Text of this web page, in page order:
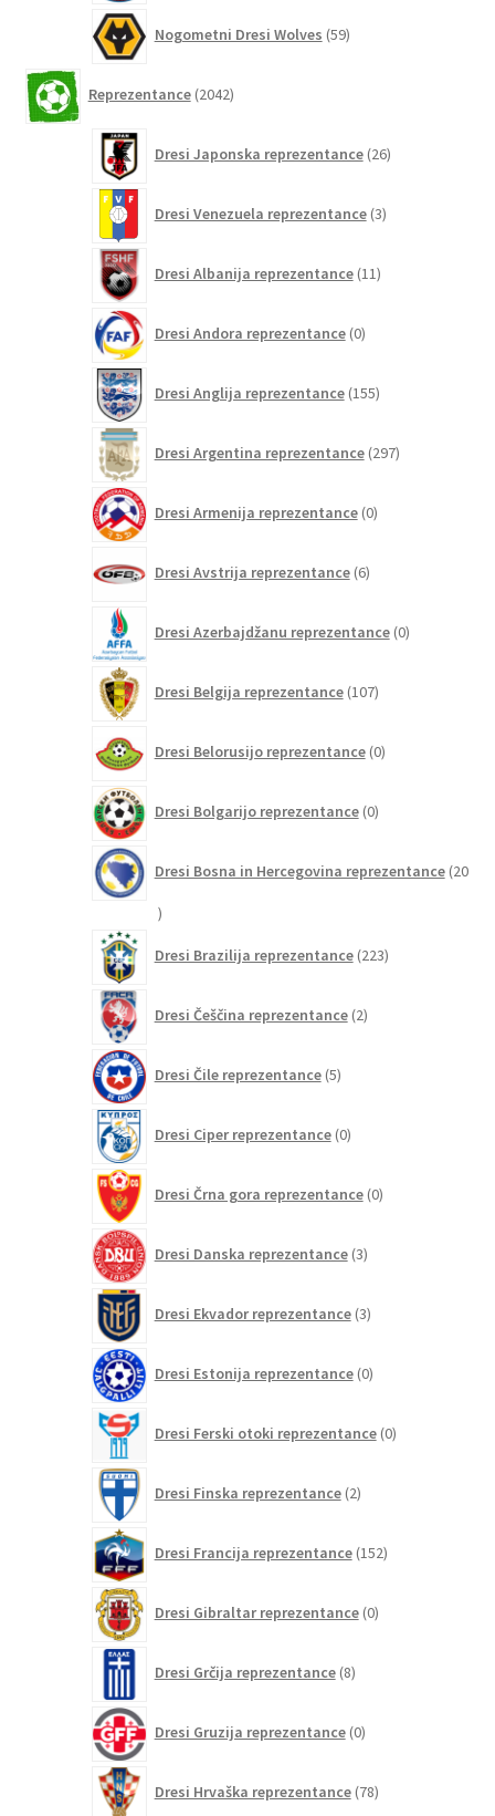
Nogometni Dresi Wolves 59izdelkov
Reprezentance 2042izdelkov
Dresi Japonska reprezentance 26izdelkov
Dresi Venezuela reprezentance 3izdelki
Dresi Albanija reprezentance 11izdelkov
Dresi Andora reprezentance 0izdelkov
Dresi Anglija reprezentance 155izdelkov
Dresi Argentina reprezentance 297izdelkov
Dresi Armenija reprezentance 0izdelkov
Dresi Avstrija reprezentance 6izdelkov
Dresi Azerbajdžanu reprezentance 0izdelkov
Dresi Belgija reprezentance 107izdelkov
Dresi Belorusijo reprezentance 0izdelkov
Dresi Bolgarijo reprezentance 0izdelkov
Dresi Bosna in Hercegovina reprezentance 20
20
Dresi Brazilija reprezentance 223izdelkov
Dresi Češčina reprezentance 2izdelka
Dresi Čile reprezentance 5izdelkov
Dresi Ciper reprezentance 0izdelkov
Dresi Črna gora reprezentance 0izdelkov
Dresi Danska reprezentance 3izdelki
Dresi Ekvador reprezentance 3izdelki
Dresi Estonija reprezentance 0izdelkov
Dresi Ferski otoki reprezentance 0izdelkov
Dresi Finska reprezentance 2izdelka
Dresi Francija reprezentance 152izdelkov
Dresi Gibraltar reprezentance 0izdelkov
Dresi Grčija reprezentance 8izdelkov
Dresi Gruzija reprezentance 0izdelkov
Dresi Hrvaška reprezentance 78izdelkov